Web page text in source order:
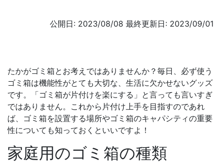
公開日: 2023/08/08 最終更新日: 2023/09/01
たかがゴミ箱とお考えではありませんか？毎日、必ず使う
ゴミ箱は機能性がとても大切な、生活に欠かせないグッズ
です。「ゴミ箱が片付けを楽にする」と言っても言いすぎ
ではありません。これから片付け上手を目指すのであれ
ば、ゴミ箱を設置する場所やゴミ箱のキャパシティの重要
性についても知っておくといいですよ！
家庭用のゴミ箱の種類